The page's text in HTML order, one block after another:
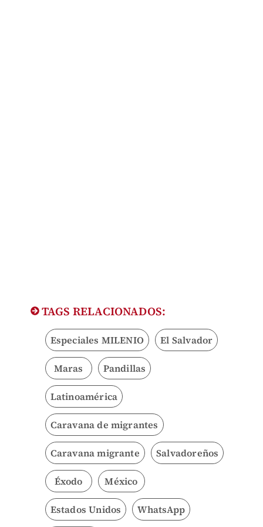
TAGS RELACIONADOS:
Especiales MILENIO El Salvador
Maras Pandillas
Latinoamérica
Caravana de migrantes
Caravana migrante Salvadoreños
Éxodo México
Estados Unidos WhatsApp